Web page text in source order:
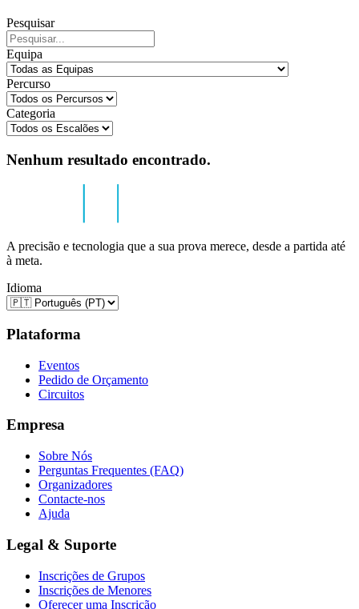
Pesquisar
Equipa
Percurso
Categoria
Nenhum resultado encontrado.
A precisão e tecnologia que a sua prova merece, desde a partida até
à meta.
Idioma
Plataforma
Eventos
Pedido de Orçamento
Circuitos
Empresa
Sobre Nós
Perguntas Frequentes (FAQ)
Organizadores
Contacte-nos
Ajuda
Legal & Suporte
Inscrições de Grupos
Inscrições de Menores
Oferecer uma Inscrição